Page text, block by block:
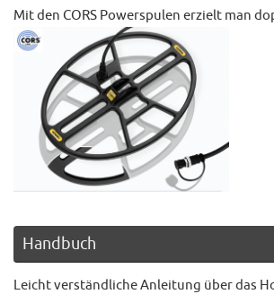
Mit den CORS Powerspulen erzielt man
Handbuch
Leicht verständliche Anleitung über das